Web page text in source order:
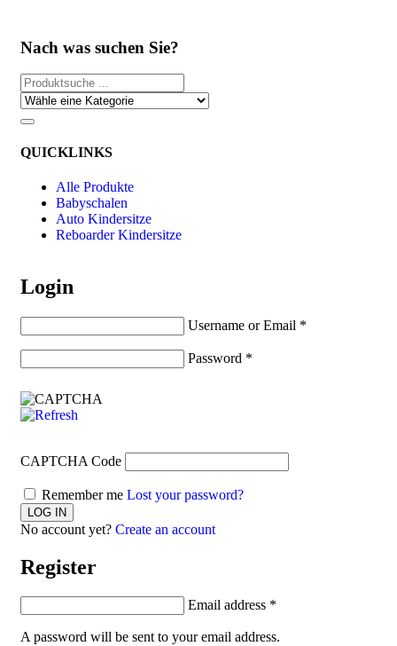
Nach was suchen Sie?
QUICKLINKS
Alle Produkte
Babyschalen
Auto Kindersitze
Reboarder Kindersitze
Login
Username or Email *
Password *
CAPTCHA Code
Remember me Lost your password?
No account yet? Create an account
Register
Email address *
A password will be sent to your email address.